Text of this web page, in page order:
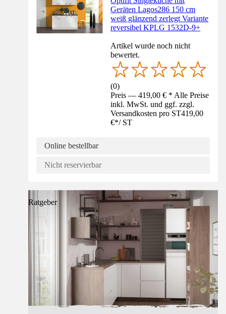
Geräten Lagos286 150 cm
weiß glänzend zerlegt Variante
reversibel KPLG 1532D-9+
Artikel wurde noch nicht
bewertet.
(0)
Preis — 419,00 € * Alle Preise
inkl. MwSt. und ggf. zzgl.
Versandkosten pro ST419,00
€*/ ST
Online bestellbar
Nicht reservierbar
Ratgeber